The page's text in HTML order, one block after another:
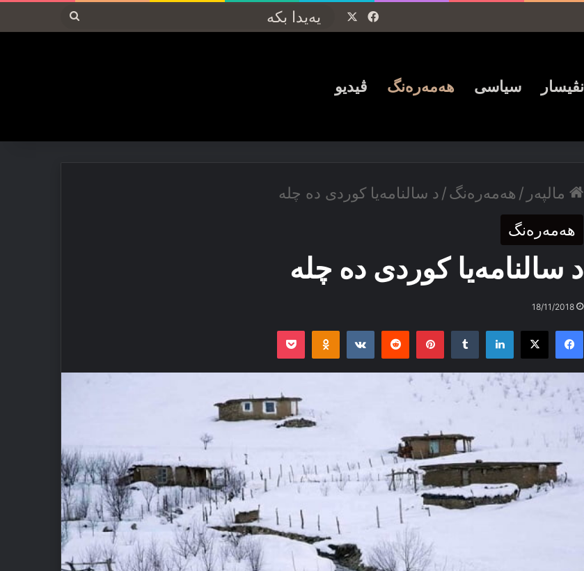
Facebook
پەیدا
نڤیسار سیاسی ھەمەرەنگ ڤیدیو
مالپەر / ھەمەرەنگ/د سالنامه‌یا کوردی ده‌ چله‌
ھەمەرەنگ
د سالنامه‌یا کوردی ده‌ چله‌
18/11/2018
Facebook
X
LinkedIn
Tumblr
Pinterest
Reddit
VKontakte
Odnoklassniki
Pocket